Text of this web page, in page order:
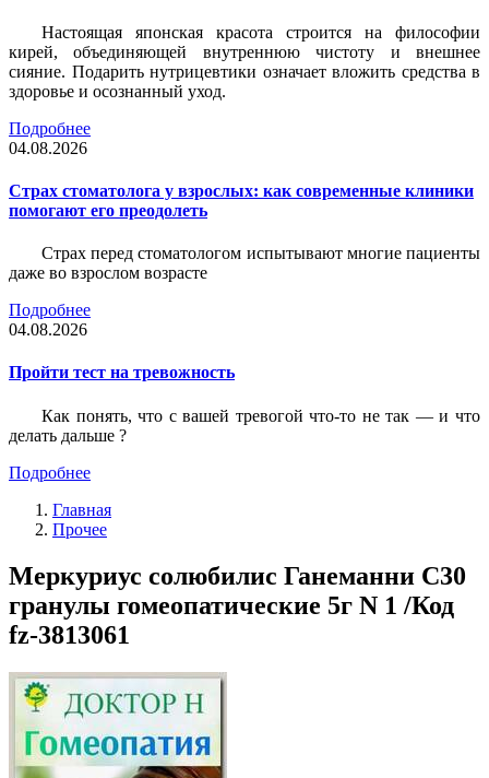
Настоящая японская красота строится на философии
кирей, объединяющей внутреннюю чистоту и внешнее
сияние. Подарить нутрицевтики означает вложить средства в
здоровье и осознанный уход.
Подробнее
04.08.2026
Страх стоматолога у взрослых: как современные клиники
помогают его преодолеть
Страх перед стоматологом испытывают многие пациенты
даже во взрослом возрасте
Подробнее
04.08.2026
Пройти тест на тревожность
Как понять, что с вашей тревогой что-то не так — и что
делать дальше ?
Подробнее
Главная
Прочее
Меркуриус солюбилис Ганеманни С30
гранулы гомеопатические 5г N 1 /Код
fz-3813061